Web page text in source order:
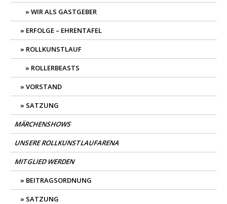
WIR ALS GASTGEBER
ERFOLGE – EHRENTAFEL
ROLLKUNSTLAUF
ROLLERBEASTS
VORSTAND
SATZUNG
MÄRCHENSHOWS
UNSERE ROLLKUNSTLAUFARENA
MITGLIED WERDEN
BEITRAGSORDNUNG
SATZUNG